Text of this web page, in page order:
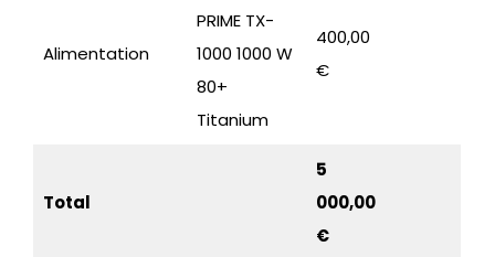
Alimentation
PRIME TX-
1000 1000 W
80+
Titanium
400,00
€
Total
5
000,00
€